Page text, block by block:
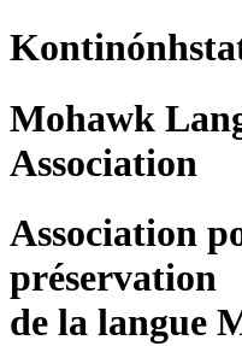
Mohawk
Association
Association
préservation
de la langue